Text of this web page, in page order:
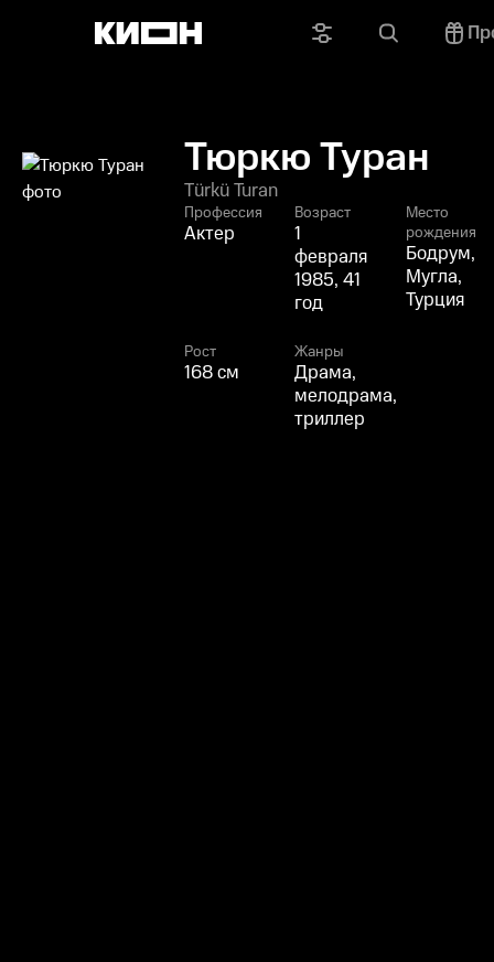
Тюркю Туран
Türkü Turan
Профессия
Актер
Возраст
1
февраля
1985, 41
год
Место
рождения
Бодрум,
Мугла,
Турция
Рост
168 см
Жанры
Драма,
мелодрама,
триллер